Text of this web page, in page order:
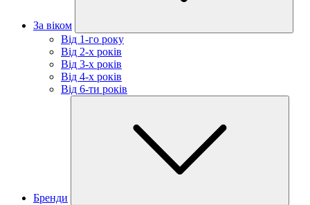
За віком
Від 1-го року
Від 2-х років
Від 3-х років
Від 4-х років
Від 6-ти років
Бренди